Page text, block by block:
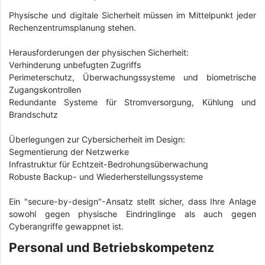
Physische und digitale Sicherheit müssen im Mittelpunkt jeder
Rechenzentrumsplanung stehen.
Herausforderungen der physischen Sicherheit:
Verhinderung unbefugten Zugriffs
Perimeterschutz, Überwachungssysteme und biometrische
Zugangskontrollen
Redundante Systeme für Stromversorgung, Kühlung und
Brandschutz
Überlegungen zur Cybersicherheit im Design:
Segmentierung der Netzwerke
Infrastruktur für Echtzeit-Bedrohungsüberwachung
Robuste Backup- und Wiederherstellungssysteme
Ein "secure-by-design"-Ansatz stellt sicher, dass Ihre Anlage
sowohl gegen physische Eindringlinge als auch gegen
Cyberangriffe gewappnet ist.
Personal und Betriebskompetenz